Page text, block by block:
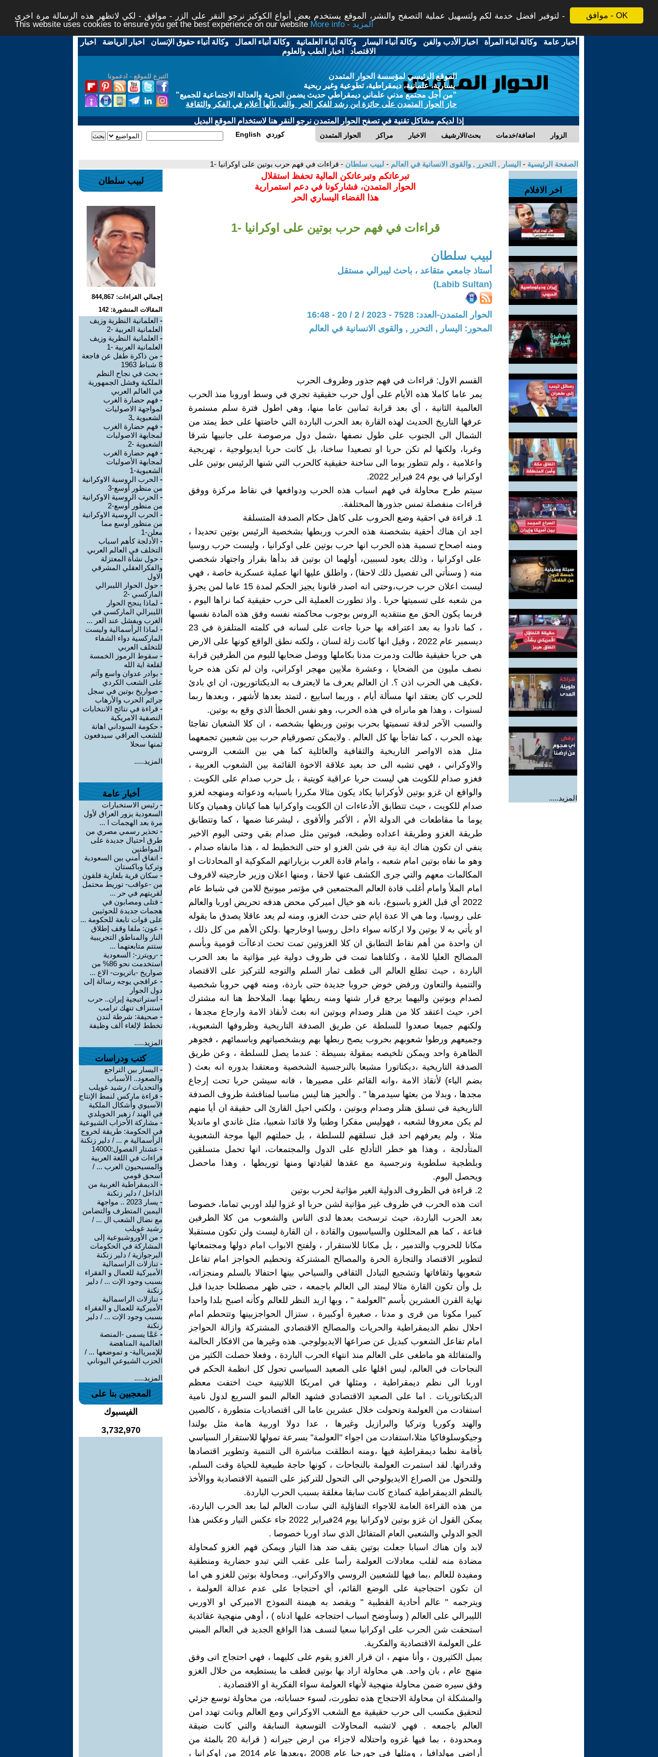
موافق - OK
لتوفير افضل خدمة لكم ولتسهيل عملية التصفح والنشر، الموقع يستخدم بعض أنواع الكوكيز نرجو النقر على الزر - موافق - لكي لاتظهر هذه الرسالة مرة اخرى -
This website uses cookies to ensure you get the best experience on our website
More info - المزيد
أخبار عامة -وكالة أنباء المرأة - اخبار الأدب والفن -وكالة أنباء اليسار -وكالة أنباء العلمانية -وكالة أنباء العمال -وكالة أنباء حقوق الإنسان - اخبار الرياضة - اخبار
الاقتصاد - اخبار الطب والعلوم
التبرع للموقع - ادعمونا
الموقع الرئيسي لمؤسسة الحوار المتمدن
يسارية، علمانية، ديمقراطية، تطوعية وغير ربحية
"من أجل مجتمع مدني علماني ديمقراطي حديث يضمن الحرية والعدالة الاجتماعية للجميع"
حاز الحوار المتمدن على جائزة ابن رشد للفكر الحر والتى نالها أعلام في الفكر والثقافة
إذا لديكم مشاكل تقنية في تصفح الحوار المتمدن نرجو النقر هنا لاستخدام الموقع البديل
الحوار المتمدن مراكز الاخبار بحث/الارشيف اضافة/خدمات الزوار English كوردي
الصفحة الرئيسية - اليسار , التحرر , والقوى الانسانية في العالم - لبيب سلطان - قراءات في فهم حرب بوتين على اوكرانيا -1
اخر الافلام
المزيد.....
تبرعاتكم وتبرعاتكن المالية تحفظ استقلال
الحوار المتمدن، فشاركونا في دعم استمرارية
هذا الفضاء اليساري الحر
قراءات في فهم حرب بوتين على اوكرانيا -1
لبيب سلطان
أستاذ جامعي متقاعد ، باحث ليبرالي مستقل
(Labib Sultan)
الحوار المتمدن-العدد: 7528 - 2023 / 2 / 20 - 16:48
المحور: اليسار , التحرر , والقوى الانسانية في العالم
القسم الاول: قراءات في فهم جذور وظروف الحرب
يمر عاما كاملا هذه الأيام على أول حرب حقيقية تجري في وسط اوروبا منذ الحرب
العالمية الثانية ، أي بعد قرابة ثمانين عاما منها، وهي اطول فترة سلم مستمرة
عرفها التاريخ الحديث لهذه القارة بعد الحرب الباردة التي خاضتها على خط يمتد من
الشمال الى الجنوب على طول نصفها ،شمل دول مرصوصة على جانبيها شرقا
وغربا، ولكنها لم تكن حربا او تصعيدا ساخنا، بل كانت حربا ايديولوجية ، تهريجية
واعلامية ، ولم تتطور يوما الى ساخنة حقيقية كالحرب التي شنها الرئيس بوتين على
اوكرانيا في يوم 24 فبراير 2022.
سيتم طرح محاولة في فهم اسباب هذه الحرب ودوافعها في نقاط مركزة ووفق
قراءات منفصلة تمس جذورها المختلفة.
1. قراءة في احقية وضع الحروب على كاهل حكام الصدفة المتسلقة
اجد ان هناك أحقية بشخصنة هذه الحرب وربطها بشخصية الرئيس بوتين تحديدا ،
ومنه اصحاح تسمية هذه الحرب انها حرب بوتين على اوكرانيا ، وليست حرب روسيا
على اوكرانيا ، وذلك يعود لسببين، أولهما ان بوتين قد بدأها بقرار واجتهاد شخصي
منه ( وسنأتي الى تفصيل ذلك لاحقا) ، واطلق عليها انها عملية عسكرية خاصة ، فهي
ليست اعلان حرب حرب،وحتى انه اصدر قانونا يجيز الحكم لمدة 15 عاما لمن يجرؤ
من شعبه على تسميتها حربا . واذ تطورت العملية الى حرب حقيقية كما نراها اليوم ،
فربما يكون الحق مع منتقديه الروس بوجوب محاكمته نفسه وفق هذه المادة نفسها
، كما نادوا به بعد اعترافه بها حربا جاءت على لسانه في كلمته المتلفزة في 23
ديسمبر عام 2022 ، وقيل انها كانت زلة لسان ، ولكنه نطق الواقع كونها على الارض
هي حربا حقيقية طالت ودمرت مدنا بكاملها ووصل ضحايها لليوم من الطرفين قرابة
نصف مليون من الضحايا ، وعشرة ملايين مهجر اوكراني، وان لم تكن هذه حربا
،فكيف هي الحرب اذن ؟. ان العالم يعرف ما لايعترف به الديكتاتوريون، ان اي بادئ
للحرب كان يعتقد انها مسألة أيام ، وربما اسابيع ، لتمتد بعدها لأشهر ، وبعدها ربما
لسنوات ، وهذا هو مانراه في هذه الحرب، وهو نفس الخطأ الذي وقع به بوتين.
والسبب الآخر لدقة تسميتها بحرب بوتين وربطها بشخصه ، ان كلا الشعبان تفاجئا
بهذه الحرب ، كما تفاجأ بها كل العالم . ولايمكن تصورقيام حرب بين شعبين تجمعهما
مثل هذه الاواصر التاريخية والثقافية والعائلية كما هي بين الشعب الروسي
والاوكراني ، فهي تشبه الى حد بعيد علاقة الاخوة القائمة بين الشعوب العربية ،
فغزو صدام للكويت هي ليست حربا عراقية كويتية ، بل حرب صدام على الكويت .
والواقع ان غزو بوتين لأوكرانيا يكاد يكون مثالا مكررا باسبابه ودعواته ومنهجه لغزو
صدام للكويت ، حيث تتطابق الأدعاءات ان الكويت واوكرانيا هما كيانان وهميان وكانا
يوما ما مقاطعات في الدولة الأم ، الأكبر وألأقوى ، ليشرعنا ضمها ، كما وتتطابق
طريقة الغزو وطريقة اعداده وطبخه، فبوتين مثل صدام بقي وحتى اليوم الاخير
ينفي ان تكون هناك اية نية في شن الغزو او حتى التخطيط له ، هذا مانفاه صدام ،
وهو ما نفاه بوتين امام شعبه ، وامام قادة الغرب بزياراتهم المكوكية او المحادثات او
المكالمات معهم والتي جرى الكشف عنها لاحقا ، ومنها اعلان وزير خارجيته لافروف
امام الملأ وامام أغلب قادة العالم المجتمعين في مؤتمر ميونيخ للامن في شباط عام
2022 أي قبل الغزو باسبوع، بانه هو خيال اميركي محض هدفه تحريض اوربا والعالم
على روسيا، وما هي الا عدة ايام حتى حدث الغزو، ومنه لم يعد عاقلا يصدق ما يقوله
او يأتي به لا بوتين ولا اركانه سواء داخل روسيا اوخارجها .ولكن الأهم من كل ذلك ،
ان واحدة من أهم نقاط التطابق ان كلا الغزوتين تمت تحت ادعاآت قومية وبأسم
المصالح العليا للامة ، وكلتاهما تمت في ظروف دولية غير مؤاتية ما بعد الحرب
الباردة ، حيث تطلع العالم الى قطف ثمار السلم والتوجه للتركيز على الاقتصاد
والتنمية والتعاون ورفض خوض حروبا جديدة حتى باردة، ومنه فهي حروبا شخصية
لصدام وبوتين واليهما يرجع قرار شنها ومنه ربطها بهما. الملاحظ هنا انه مشترك
اخر، حيث اعتقد كلا من هتلر وصدام وبوتين انه بعث لأنقاذ الامة وارجاع مجدها ،
ولكنهم جميعا صعدوا للسلطة عن طريق الصدفة التاريخية وظروفها الشعبوية،
وجميعهم ورطوا شعوبهم بحروب يصح ربطها بهم وبشخصياتهم وباسمائهم ، فجوهر
الظاهرة واحد ويمكن تلخيصه بمقولة بسيطة : عندما يصل للسلطة ، وعن طريق
الصدفة التاريخية ،ديكتاتورا مشبعا بالنرجسية الشخصية ومعتقدا بدوره انه بعث (
بضم الباء) لأنقاذ الامة ،وانه القائم على مصيرها ، فانه سيشن حربا تحت إرجاع
مجدها ، وبدلا من بعثها سيدمرها " . وألحيز هنا ليس مناسبا لمناقشة ظروف الصدفة
التاريخية في تسلق هتلر وصدام وبوتين ، ولكني احيل القارئ الى حقيقة ان أيا منهم
لم يكن معروفا لشعبه ، فهوليس مفكرا وطنيا ولا قائدا شعبيا، مثل غاندي او مانديلا
مثلا ، ولم يعرفهم احد قبل تسلقهم للسلطة ، بل حملتهم اليها موجة الشعبوية
المتأدلجة ، وهذا هو خطر التأدلج على الدول والمجتمعات، انها تحمل متسلقين
وبلطجية سلطوية ونرجسية مع عقدها لقيادتها ومنها توريطها ، وهذا ماحصل
ويحصل اليوم.
2. قراءة في الظروف الدولية الغير مؤاتية لحرب بوتين
اتت هذه الحرب في ظروف غير مؤاتية لشن حربا او غزوا لبلد اوربي تماما، خصوصا
بعد الحرب الباردة، حيث ترسخت بعدها لدى الناس والشعوب من كلا الطرفين
قناعة ، كما هم المحللون والسياسيون والقادة ، ان القارة ليست ولن تكون مستقبلا
مكانا للحروب والتدمير ، بل مكانا للاستقرار ، ولفتح الابواب امام دولها ومجتمعاتها
لتطوير الاقتصاد والتجارة الحرة والمصالح المشتركة وتحطيم الحواجز امام تفاعل
شعوبها وثقافاتها وتشجيع التبادل الثقافي والسياحي بينها احتفالا بالسلم ومنجزاته،
بل وأن تكون القارة مثالا ليمتد الى العالم باجمعه ، حتى ظهر مصطلحا جديدا قبل
نهاية القرن العشرين بأسم "العولمة " ، وبها اريد النظر للعالم وكأنه اصبح بلدا واحدا
كبيرا مكونا من قرى و مدنا ، صغيرة أوكبيرة ، ستزال الحواجزبينها وتتحطم امام
احلال نظم الديمقراطية والحريات والمصالح الاقتصادي المشتركة وازالة الحواجز
امام تفاعل الشعوب كبديل عن صراعها الايديولوجي. هذه وغيرها من الافكار الحالمة
والمتفائلة هو ماطغى على العالم منذ انتهاء الحرب الباردة ، وفعلا حصلت الكثير من
النجاحات في العالم، ليس اقلها على الصعيد السياسي تحول كل انظمة الحكم في
اوربا الى نظم ديمقراطية ، ومثلها في امريكا اللاتينية حيث اختفت معظم
الديكتاتوريات . اما على الصعيد الاقتصادي فشهد العالم النمو السريع لدول نامية
استفادت من العولمة وتحولت خلال عشرين عاما الى اقتصاديات متطورة ، كالصين
والهند وكوريا وتركيا والبرازيل وغيرها ، عدا دولا اوربية هامة مثل بولندا
وجيكوسلوفاكيا مثلا،استفادت من اجواء "العولمة" بسرعة تمولها للاستقرار السياسي
بأقامة نظما ديمقراطية فيها ،ومنه انطلقت مباشرة الى التنمية وتطوير اقتصادها
وقدراتها. لقد استمرت العولمة بالنجاحات ، كونها حاجة طبيعية للحياة وقت السلم،
وللتحول من الصراع الايديولوحي الى التحول للتركيز على التنمية الاقتصادية ووالأخذ
بالنظم الديمقراطية كنماذج كانت سابقا مغلقة بسبب الحرب الباردة.
من هذه القراءة العامة للاجواء التفاؤلية التي سادت العالم لما بعد الحرب الباردة،
يمكن القول ان غزو بوتين لاوكرانيا يوم 24فبراير 2022 جاء عكس التيار وعكس هذا
الجو الدولي والشعبي العام المتفائل الذي ساد اوربا خصوصا .
لابد وان هناك اسبابا جعلت بوتين يقف ضد هذا التيار ويمكن فهم الغزو كمحاولة
مضادة منه لقلب معادلات العولمة رأسا على عقب التي تبدو حضارية ومنطقية
ومفيدة للعالم ،بما فيها للشعبين الروسي والاوكراني،. ومحاولة بوتين للغزو هي اما
ان تكون احتجاجية على الوضع القائم، أي احتجاجا على عدم عدالة العولمة ،
ويترجمه " عالم أحادية القطبية " ويقصد به هيمنة النموذج الاميركي او الاوربي
الليبرالي على العالم ( وسأوضح اسباب احتجاجه عليها ادناه ) ، أوهي منهجية عقائدية
استحقت شن الحرب على اوكرانيا سعيا لنسف هذا الواقع الجديد في العالم المبني
على العولمة الاقتصادية والفكرية.
يميل الكثيرون ، وأنا منهم ، ان قرار الغزو يقوم على كليهما ، فهي احتجاج اتى وفق
منهج عام ، بان واحد. هي محاولة اراد بها بوتين قطف ما يستطيعه من خلال الغزو
وفق سيره ضمن محاولة منهجية لأنهاء العولمة سواء الفكرية او الاقتصادية .
والمشكلة ان محاولة الاحتجاج هذه تطورت، لسوء حساباته، من محاولة توسع جزئي
لتحقيق مكسب الى حرب حقيقية مع الشعب الاوكراني ومع العالم وباتت تهدد امن
العالم باجمعه . فهي لاتشبه المحاولات التوسعية السابقة والتي كانت ضيقة
ومحدودة ، بما فيها غزوه واحتلاله لاجزاء من ارض جيرانه ( قرابة 20 بالمئة من
أراضي مولدافيا ، ومثلها في جورجيا عام 2008 ،وبعدها عام 2014 من اوكرانيا ،
لبيب سلطان
إجمالي القراءات: 844,867
المقالات المنشورة: 142
- العلمانية النظرية وزيف
العلمانية العربية -2
- العلمانية النظرية وزيف
العلمانية العربية -1
- من ذاكرة طفل عن فاجعة
8 شباط 1963
- بحث في نجاح النظم
الملكية وفشل الجمهورية
في العالم العربي
- فهم حضارة الغرب
لمواجهة الاصوليات
الشعبوية ـ3
- فهم حضارة الغرب
لمجابهة الاصوليات
الشعبوية -2
- فهم حضارة الغرب
لمجابهة الأصوليات
الشعبوية-1
- الحرب الروسية الاوكرانية
من منظور أوسع-3
- الحرب الروسية الاوكرانية
من منظور أوسع-2
- الحرب الروسية الاوكرانية
من منظور أوسع مما
معلن-1
- الأدلجة كأهم اسباب
التخلف في العالم العربي
- حول نشأة المعتزلة
والفكرالعقلي المشرقي
الاول
- حول الحوار الليبرالي
الماركسي -2
- لماذا ينجح الحوار
الليبرالي الماركسي في
الغرب ويفشل عند العر ...
- لماذا الرأسمالية وليست
الماركسية دواء الشفاء
للتخلف العربي
- سقوط الرموز الخمسة
لقلعة اية الله
- بوادر عدوان واسع وآثم
على الشعب الكردي
- صواريخ بوتين في سجل
جرائم الحرب والأرهاب
- قراءة في نتائج الانتخابات
النصفية الامريكية
- حكومة السوداني اهانة
للشعب العراقي سيدفعون
ثمنها سحلا
المزيد.....
أخبار عامة
- رئيس الاستخبارات
السعودية يزور العراق لأول
مرة بعد الهجمات ا ...
- تحذير رسمي مصري من
طرق احتيال جديدة على
المواطنين
- اتفاق أمني بين السعودية
وتركيا وباكستان
- سكان قرية بلغارية قلقون
من -عواقب- توريط محتمل
لقريتهم في حر ...
- قتلى ومصابون في
هجمات جديدة للحوثيين
على قوات تابعة للحكومة ...
- عون: ملفا وقف إطلاق
النار والمناطق التجريبية
ستتم متابعتهما ...
- -رويترز-: السعودية
استخدمت نحو 86% من
صواريخ -باتريوت- الاع ...
- عراقجي يوجه رسالة إلى
دول الجوار
- استراتيجية إيران.. حرب
استنزاف تنهك ترامب
- صحيفة: شرطة لندن
تخطط لإلغاء ألف وظيفة
المزيد.....
كتب ودراسات
- اليسار بين التراجع
والصعود.. الأسباب
والتحديات / رشيد غويلب
- قراءة ماركس لنمط الإنتاج
الآسيوي وأشكال الملكية
في الهند / زهير الخويلدي
- مشاركة الأحزاب الشيوعية
في الحكومة: طريقة لخروج
الرأسمالية م ... / دلير زنكنة
-
عشتار الفصول:14000
قراءات في اللغة العربية
والمسيحيون العرب ... /
اسحق قومي
- الديمقراطية الغربية من
الداخل / دلير زنكنة
-
يسار 2023 .. مواجهة
اليمين المتطرف والتضامن
مع نضال الشعب ال ... /
رشيد غويلب
- من الأوروشيوعية إلى
المشاركة في الحكومات
البرجوازية / دلير زنكنة
- تنازلات الراسمالية
الأميركية للعمال و الفقراء
بسبب وجود الإت ... / دلير
زنكنة
- تنازلات الراسمالية
الأميركية للعمال و الفقراء
بسبب وجود الإت ... / دلير
زنكنة
- عَمَّا يسمى -المنصة
العالمية المناهضة
للإمبريالية- و تموضعها ... /
الحزب الشيوعي اليوناني
المزيد.....
المعجبين بنا على
الفيسبوك
3,732,970